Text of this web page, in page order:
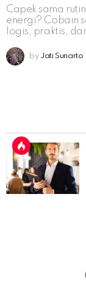
Capek sama
energi? Cobain
logis, praktis,
by Jati Sunarto